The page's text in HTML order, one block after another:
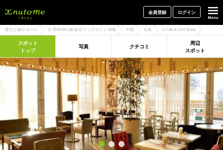
会員登録 ログイン
愛犬と旅行 ホーム 犬 同伴OKの飲食店/ドッグカフェ 情報 中国 広島 J-Cafe & Grill Motel
スポット
トップ
写真 クチコミ
周辺
スポット